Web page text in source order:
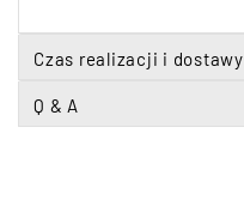
Czas realizacji i dostawy
Q & A